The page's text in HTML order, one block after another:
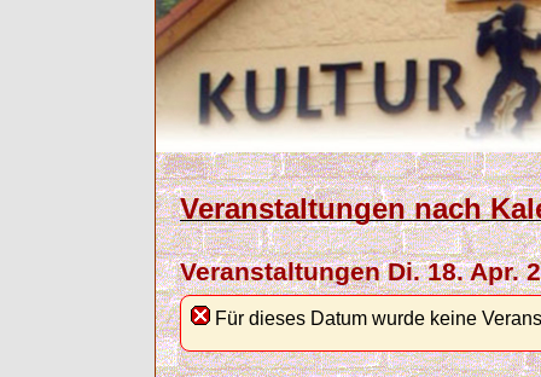
Veranstaltungen nach
Veranstaltungen Di. 18. Apr.
Für dieses Datum wurde keine